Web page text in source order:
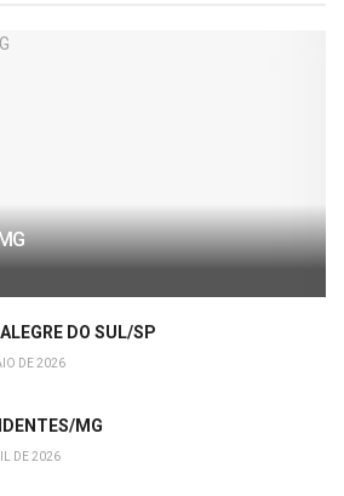
DO SUL/SP
DE 2026
MG
DE 2026